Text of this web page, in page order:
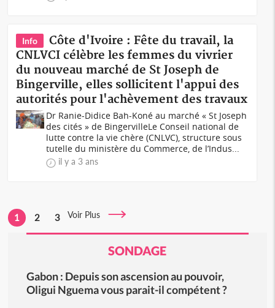
Info
Côte d'Ivoire : Fête du travail, la
CNLVCI célèbre les femmes du vivrier
du nouveau marché de St Joseph de
Bingerville, elles sollicitent l'appui des
autorités pour l'achèvement des travaux
Dr Ranie-Didice Bah-Koné au marché « St Joseph
des cités » de BingervilleLe Conseil national de
lutte contre la vie chère (CNLVC), structure sous
tutelle du ministère du Commerce, de l’Indus...
il y a 3 ans
1 2 3 Voir Plus
SONDAGE
Gabon : Depuis son ascension au pouvoir,
Oligui Nguema vous parait-il compétent ?